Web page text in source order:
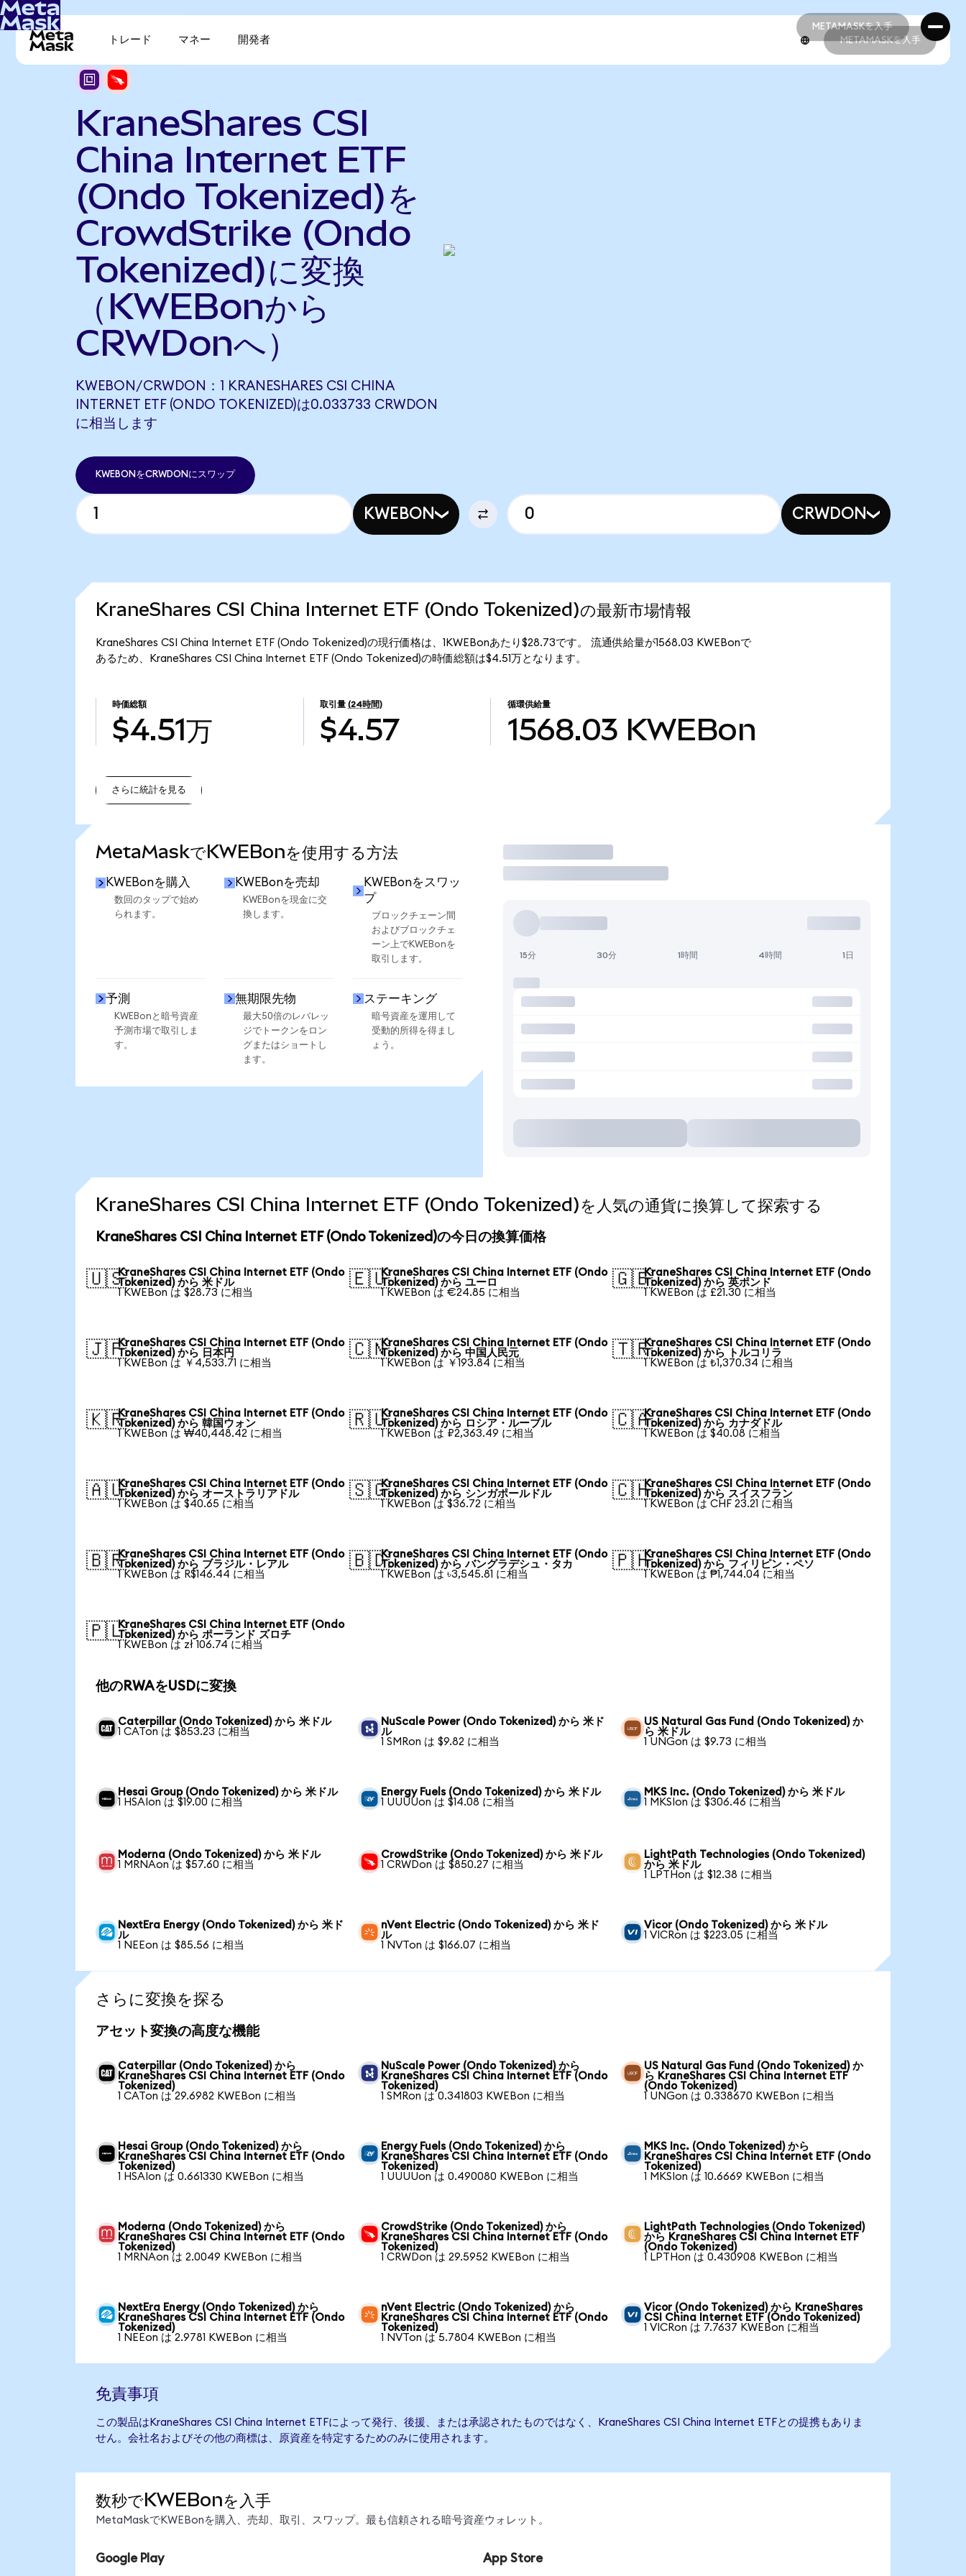
METAMASKを入手
METAMASKを入手
トレード マネー 開発者 METAMASKを入手
KraneShares CSI
China Internet ETF
(Ondo Tokenized)を
CrowdStrike (Ondo
Tokenized)に変換
（KWEBonから
CRWDonへ）
KWEBON/CRWDON：1 KRANESHARES CSI CHINA
INTERNET ETF (ONDO TOKENIZED)は0.033733 CRWDON
に相当します
KWEBONをCRWDONにスワップ
KWEBON CRWDON
KraneShares CSI China Internet ETF (Ondo Tokenized)の最新市場情報
KraneShares CSI China Internet ETF (Ondo Tokenized)の現行価格は、1KWEBonあたり$28.73です。 流通供給量が1568.03 KWEBonで
あるため、KraneShares CSI China Internet ETF (Ondo Tokenized)の時価総額は$4.51万となります。
時価総額
$4.51万
取引量 (24時間)
$4.57
循環供給量
1568.03 KWEBon
さらに統計を見る
MetaMaskでKWEBonを使用する方法
KWEBonを購入
数回のタップで始め
られます。
KWEBonを売却
KWEBonを現金に交
換します。
KWEBonをスワッ
プ
ブロックチェーン間
およびブロックチェ
ーン上でKWEBonを
取引します。
予測
KWEBonと暗号資産
予測市場で取引しま
す。
無期限先物
最大50倍のレバレッ
ジでトークンをロン
グまたはショートし
ます。
ステーキング
暗号資産を運用して
受動的所得を得まし
ょう。
取引
15分 30分 1時間 4時間 1日
KraneShares CSI China Internet ETF (Ondo Tokenized)を人気の通貨に換算して探索する
KraneShares CSI China Internet ETF (Ondo Tokenized)の今日の換算価格
🇺🇸KraneShares CSI China Internet ETF (Ondo
Tokenized) から 米ドル
1 KWEBon は $28.73 に相当
🇪🇺KraneShares CSI China Internet ETF (Ondo
Tokenized) から ユーロ
1 KWEBon は €24.85 に相当
🇬🇧KraneShares CSI China Internet ETF (Ondo
Tokenized) から 英ポンド
1 KWEBon は £21.30 に相当
🇯🇵KraneShares CSI China Internet ETF (Ondo
Tokenized) から 日本円
1 KWEBon は ￥4,533.71 に相当
🇨🇳KraneShares CSI China Internet ETF (Ondo
Tokenized) から 中国人民元
1 KWEBon は ￥193.84 に相当
🇹🇷KraneShares CSI China Internet ETF (Ondo
Tokenized) から トルコリラ
1 KWEBon は ₺1,370.34 に相当
🇰🇷KraneShares CSI China Internet ETF (Ondo
Tokenized) から 韓国ウォン
1 KWEBon は ₩40,448.42 に相当
🇷🇺KraneShares CSI China Internet ETF (Ondo
Tokenized) から ロシア・ルーブル
1 KWEBon は ₽2,363.49 に相当
🇨🇦KraneShares CSI China Internet ETF (Ondo
Tokenized) から カナダドル
1 KWEBon は $40.08 に相当
🇦🇺KraneShares CSI China Internet ETF (Ondo
Tokenized) から オーストラリアドル
1 KWEBon は $40.65 に相当
🇸🇬KraneShares CSI China Internet ETF (Ondo
Tokenized) から シンガポールドル
1 KWEBon は $36.72 に相当
🇨🇭KraneShares CSI China Internet ETF (Ondo
Tokenized) から スイスフラン
1 KWEBon は CHF 23.21 に相当
🇧🇷KraneShares CSI China Internet ETF (Ondo
Tokenized) から ブラジル・レアル
1 KWEBon は R$146.44 に相当
🇧🇩KraneShares CSI China Internet ETF (Ondo
Tokenized) から バングラデシュ・タカ
1 KWEBon は ৳3,545.81 に相当
🇵🇭KraneShares CSI China Internet ETF (Ondo
Tokenized) から フィリピン・ペソ
1 KWEBon は ₱1,744.04 に相当
🇵🇱KraneShares CSI China Internet ETF (Ondo
Tokenized) から ポーランド ズロチ
1 KWEBon は zł 106.74 に相当
他のRWAをUSDに変換
Caterpillar (Ondo Tokenized) から 米ドル
1 CATon は $853.23 に相当
NuScale Power (Ondo Tokenized) から 米ド
ル
1 SMRon は $9.82 に相当
US Natural Gas Fund (Ondo Tokenized) か
ら 米ドル
1 UNGon は $9.73 に相当
Hesai Group (Ondo Tokenized) から 米ドル
1 HSAIon は $19.00 に相当
Energy Fuels (Ondo Tokenized) から 米ドル
1 UUUUon は $14.08 に相当
MKS Inc. (Ondo Tokenized) から 米ドル
1 MKSIon は $306.46 に相当
Moderna (Ondo Tokenized) から 米ドル
1 MRNAon は $57.60 に相当
CrowdStrike (Ondo Tokenized) から 米ドル
1 CRWDon は $850.27 に相当
LightPath Technologies (Ondo Tokenized)
から 米ドル
1 LPTHon は $12.38 に相当
NextEra Energy (Ondo Tokenized) から 米ド
ル
1 NEEon は $85.56 に相当
nVent Electric (Ondo Tokenized) から 米ド
ル
1 NVTon は $166.07 に相当
Vicor (Ondo Tokenized) から 米ドル
1 VICRon は $223.05 に相当
さらに変換を探る
アセット変換の高度な機能
Caterpillar (Ondo Tokenized) から
KraneShares CSI China Internet ETF (Ondo
Tokenized)
1 CATon は 29.6982 KWEBon に相当
NuScale Power (Ondo Tokenized) から
KraneShares CSI China Internet ETF (Ondo
Tokenized)
1 SMRon は 0.341803 KWEBon に相当
US Natural Gas Fund (Ondo Tokenized) か
ら KraneShares CSI China Internet ETF
(Ondo Tokenized)
1 UNGon は 0.338670 KWEBon に相当
Hesai Group (Ondo Tokenized) から
KraneShares CSI China Internet ETF (Ondo
Tokenized)
1 HSAIon は 0.661330 KWEBon に相当
Energy Fuels (Ondo Tokenized) から
KraneShares CSI China Internet ETF (Ondo
Tokenized)
1 UUUUon は 0.490080 KWEBon に相当
MKS Inc. (Ondo Tokenized) から
KraneShares CSI China Internet ETF (Ondo
Tokenized)
1 MKSIon は 10.6669 KWEBon に相当
Moderna (Ondo Tokenized) から
KraneShares CSI China Internet ETF (Ondo
Tokenized)
1 MRNAon は 2.0049 KWEBon に相当
CrowdStrike (Ondo Tokenized) から
KraneShares CSI China Internet ETF (Ondo
Tokenized)
1 CRWDon は 29.5952 KWEBon に相当
LightPath Technologies (Ondo Tokenized)
から KraneShares CSI China Internet ETF
(Ondo Tokenized)
1 LPTHon は 0.430908 KWEBon に相当
NextEra Energy (Ondo Tokenized) から
KraneShares CSI China Internet ETF (Ondo
Tokenized)
1 NEEon は 2.9781 KWEBon に相当
nVent Electric (Ondo Tokenized) から
KraneShares CSI China Internet ETF (Ondo
Tokenized)
1 NVTon は 5.7804 KWEBon に相当
Vicor (Ondo Tokenized) から KraneShares
CSI China Internet ETF (Ondo Tokenized)
1 VICRon は 7.7637 KWEBon に相当
免責事項
この製品はKraneShares CSI China Internet ETFによって発行、後援、または承認されたものではなく、KraneShares CSI China Internet ETFとの提携もありま
せん。会社名およびその他の商標は、原資産を特定するためのみに使用されます。
数秒でKWEBonを入手
MetaMaskでKWEBonを購入、売却、取引、スワップ。最も信頼される暗号資産ウォレット。
Google Play App Store